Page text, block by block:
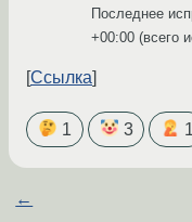
Последнее
+00:00 (всего
Ссылка
1 3 1
←